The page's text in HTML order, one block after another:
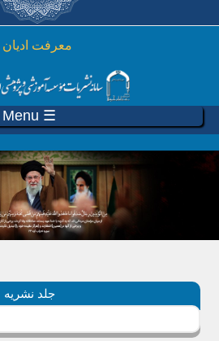
رفتن به محتوای اصلی
معرفت ادیان
☰ Menu
جلد نشریه